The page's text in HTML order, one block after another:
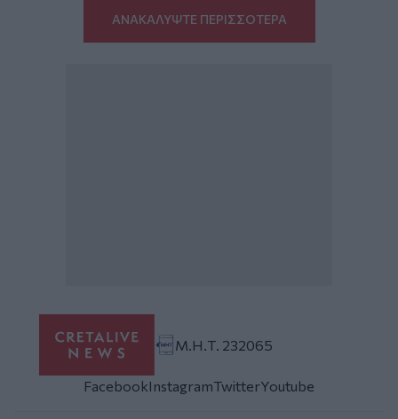
ΑΝΑΚΑΛΥΨΤΕ ΠΕΡΙΣΣΟΤΕΡΑ
Μ.Η.Τ. 232065
FacebookInstagramTwitterYoutube